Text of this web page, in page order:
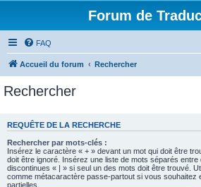
Forum de
FAQ
Accueil du forum Rechercher
Rechercher
REQUÊTE DE LA RECHERCHE
Rechercher par mots-clés :
Insérez le caractère « + » devant un mot qui doit être
doit être ignoré. Insérez une liste de mots séparés
discontinues « | » si seul un des mots doit être trouvé.
comme métacaractère passe-partout si vous souhaitez
partielles.